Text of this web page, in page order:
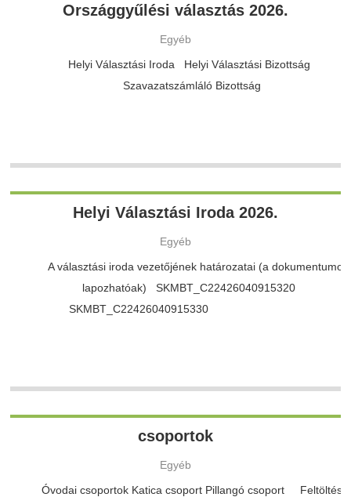
Országgyűlési választás 2026.
Egyéb
Helyi Választási Iroda Helyi Választási Bizottság
Szavazatszámláló Bizottság
Helyi Választási Iroda 2026.
Egyéb
A választási iroda vezetőjének határozatai (a dokumentumok
lapozhatóak) SKMBT_C22426040915320
SKMBT_C22426040915330
csoportok
Egyéb
Óvodai csoportok Katica csoport Pillangó csoport Feltöltés